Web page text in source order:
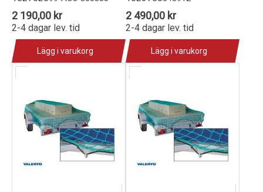
2 190,00 kr
2-4 dagar lev. tid
Lägg i varukorg
2 490,00 kr
2-4 dagar lev. tid
Lägg i varukorg